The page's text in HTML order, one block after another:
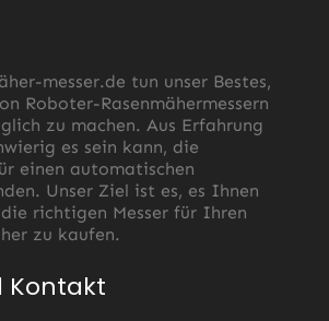
messer.de tun unser Bestes,
Roboter-Rasenmähermessern
zu machen. Aus Erfahrung
es sein kann, die
einen automatischen
Unser Ziel ist es, es Ihnen
richtigen Messer für Ihren
zu kaufen.
Kontakt